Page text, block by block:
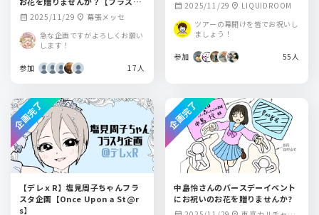
企画】
calendar_month 2025/11/29 location_on 幕張メッセ
急な企画ですがよろしくお願い
します！
参加 17人
calendar_month 2025/11/29 location_on LIQUIDROOM
ツアーの幕開けを皆でお祝いし
ましょう！
参加 55人
【デレｘR】塩見周子ちゃんフラ
スタ企画【Once Upon a St@r
s】
企画完了
中島怜さんのバースデーイベント
にお祝いのお花を贈りませんか?
企画完了